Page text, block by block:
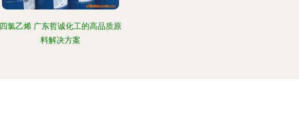
四氯乙烯 广东哲诚化工的高品质原
料解决方案